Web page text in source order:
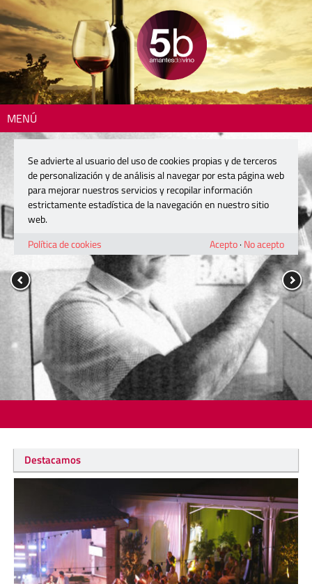
MENÚ
Destacamos
Se advierte al usuario del uso de cookies propias y de terceros
de personalización y de análisis al navegar por esta página web
para mejorar nuestros servicios y recopilar información
estrictamente estadística de la navegación en nuestro sitio
web.
Política de cookies
Acepto· No acepto